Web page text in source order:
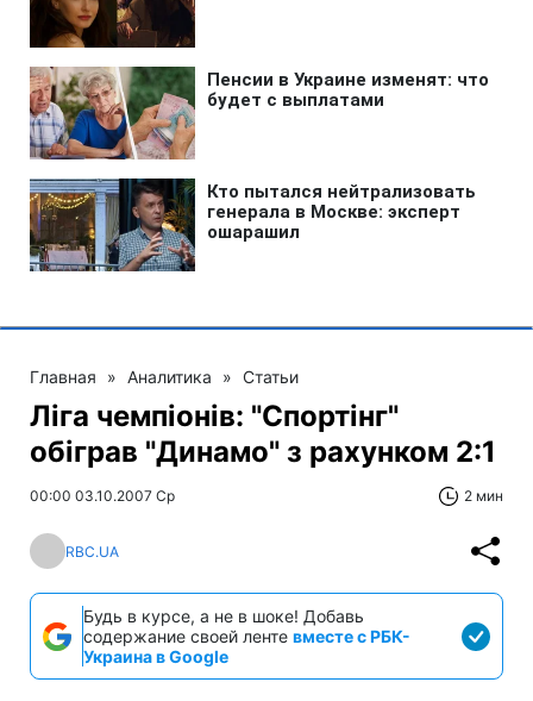
Главная » Аналитика » Статьи
Ліга чемпіонів: "Спортінг"
обіграв "Динамо" з рахунком 2:1
00:00 03.10.2007 Ср 2 мин
RBC.UA
Будь в курсе, а не в шоке! Добавь
содержание своей ленте вместе с РБК-
Украина в Google